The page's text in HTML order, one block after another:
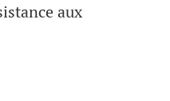
aux